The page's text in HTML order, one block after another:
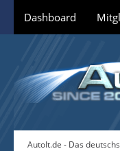
Dashboard
AutoIt.de - Das